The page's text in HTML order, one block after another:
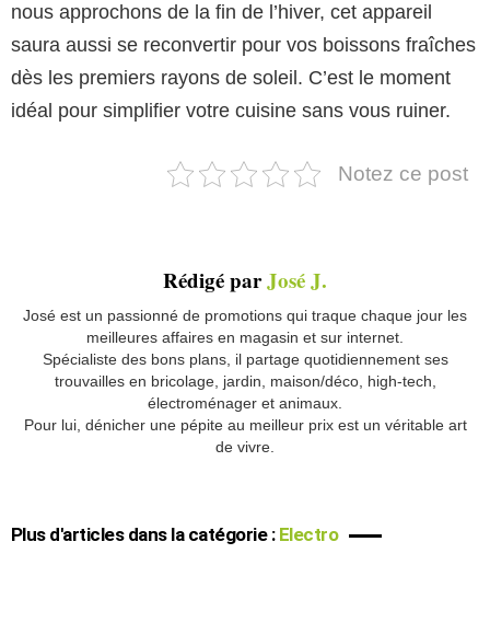
nous approchons de la fin de l’hiver, cet appareil
saura aussi se reconvertir pour vos boissons fraîches
dès les premiers rayons de soleil. C’est le moment
idéal pour simplifier votre cuisine sans vous ruiner.
Notez ce post
Rédigé parJosé J.
José est un passionné de promotions qui traque chaque jour les
meilleures affaires en magasin et sur internet.
Spécialiste des bons plans, il partage quotidiennement ses
trouvailles en bricolage, jardin, maison/déco, high-tech,
électroménager et animaux.
Pour lui, dénicher une pépite au meilleur prix est un véritable art
de vivre.
Plus d'articles dans la catégorie : Electro